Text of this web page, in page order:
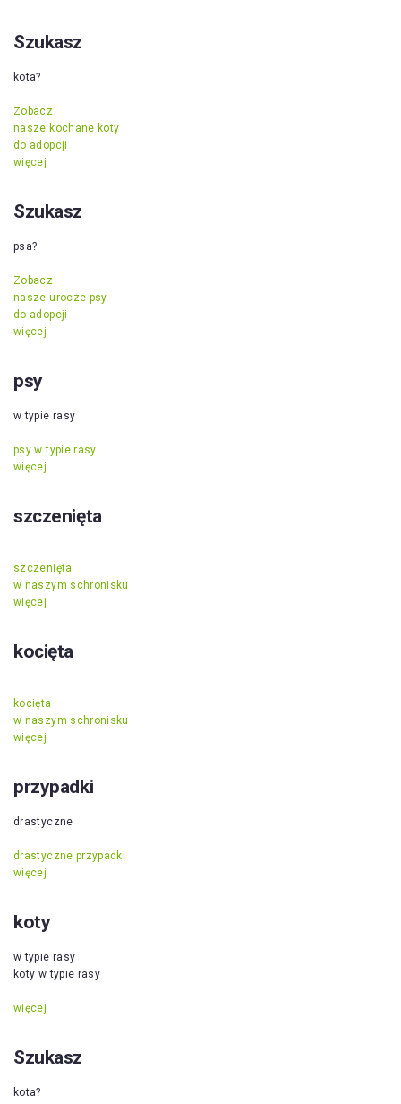
Szukasz
kota?
Zobacz
nasze kochane koty
do adopcji
więcej
Szukasz
psa?
Zobacz
nasze urocze psy
do adopcji
więcej
psy
w typie rasy
psy w typie rasy
więcej
szczenięta
szczenięta
w naszym schronisku
więcej
kocięta
kocięta
w naszym schronisku
więcej
przypadki
drastyczne
drastyczne przypadki
więcej
koty
w typie rasy
koty w typie rasy
więcej
Szukasz
kota?